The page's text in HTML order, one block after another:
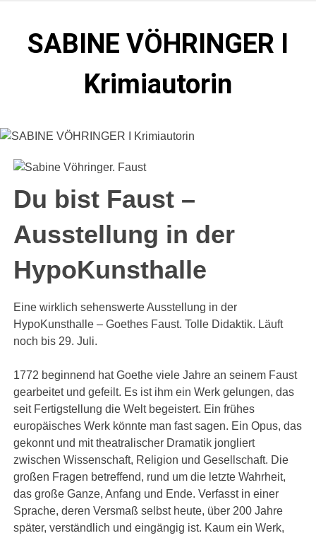
springenSABINE VÖHRINGER I
Krimiautorin
Vordergrund steht. Spielen zentral in der Münchner Altstadt.
Du bist Faust –
Ausstellung in der
HypoKunsthalle
Eine wirklich sehenswerte Ausstellung in der
HypoKunsthalle – Goethes Faust. Tolle Didaktik. Läuft
noch bis 29. Juli.
1772 beginnend hat Goethe viele Jahre an seinem Faust
gearbeitet und gefeilt. Es ist ihm ein Werk gelungen, das
seit Fertigstellung die Welt begeistert. Ein frühes
europäisches Werk könnte man fast sagen. Ein Opus, das
gekonnt und mit theatralischer Dramatik jongliert
zwischen Wissenschaft, Religion und Gesellschaft. Die
großen Fragen betreffend, rund um die letzte Wahrheit,
das große Ganze, Anfang und Ende. Verfasst in einer
Sprache, deren Versmaß selbst heute, über 200 Jahre
später, verständlich und eingängig ist. Kaum ein Werk,